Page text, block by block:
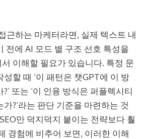
근하는 마케터라면, 실제 텍스트 내
전에 AI 모드 별 구조 선호 특성을
이해할 필요가 있습니다. 특정 문
할 때 ‘이 패턴은 챗GPT에 이 방
또는 ‘이 인용 방식은 퍼플렉시티
?’라는 판단 기준을 마련하는 것
만 덕지덕지 붙이는 전략보다 훨
경험에 비추어 보면, 이러한 이해